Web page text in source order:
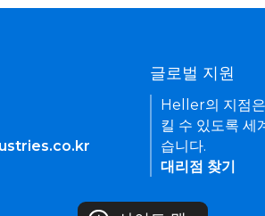
글로벌 지원
Heller의 지점
킬 수 있도록 세
습니다.
대리점 찾기